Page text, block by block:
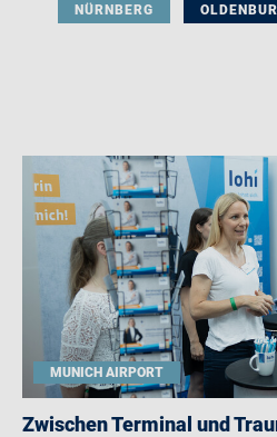
NÜRNBERG
MUNICH AIRPORT
Zwischen Terminal und